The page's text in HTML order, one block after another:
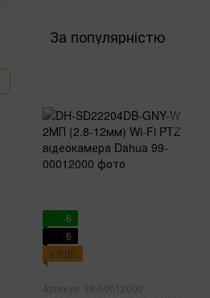
За популярністю
6
6
з ПДВ
Артикул: 99-00012000